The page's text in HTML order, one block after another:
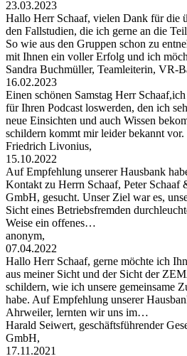
23.03.2023
Hallo Herr Schaaf, vielen Dank für die
den Fallstudien, die ich gerne an die
So wie aus den Gruppen schon zu
mit Ihnen ein voller Erfolg und ich
Sandra Buchmüller, Teamleiterin, VR-
16.02.2023
Einen schönen Samstag Herr
für Ihren Podcast loswerden, den ich
neue Einsichten und auch Wissen
schildern kommt mir leider bekannt
Friedrich Livonius,
15.10.2022
Auf Empfehlung unserer Hausbank
Kontakt zu Herrn Schaaf, Peter Schaaf
GmbH, gesucht. Unser Ziel war es,
Sicht eines Betriebsfremden
Weise ein offenes…
anonym,
07.04.2022
Hallo Herr Schaaf, gerne möchte ich
aus meiner Sicht und der Sicht der
schildern, wie ich unsere gemeinsame
habe. Auf Empfehlung unserer
Ahrweiler, lernten wir uns im…
Harald Seiwert, geschäftsführender
GmbH,
17.11.2021